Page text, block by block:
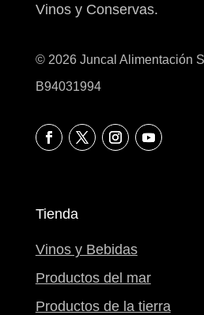
Vinos y Conservas.
© 2026 Juncal Alimentación
B94031994
Tienda
Vinos y Bebidas
Productos del mar
Productos de la tierra